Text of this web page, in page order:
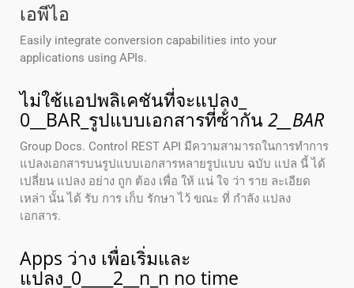
เอพีไอ
Easily integrate conversion capabilities into your
applications using APIs.
ไม่ใช้แอปพลิเคชันที่จะแปลง_
0__BAR_รูปแบบเอกสารที่ซ้ํากัน2__BAR
Group Docs. Control REST API มีความสามารถในการทําการ
แปลงเอกสารบนรูปแบบเอกสารหลายรูปแบบ ฉบับ แปล นี้ ได้
เปลี่ยน แปลง อย่าง ถูก ต้อง เพื่อ ให้ แน่ ใจ ว่า ราย ละเอียด
เหล่า นั้น ได้ รับ การ เก็บ รักษา ไว้ ขณะ ที่ กําลัง แปลง
เอกสาร.
Apps ว่าง เพื่อเริ่มและ
แปลง_0____2__n_n no time